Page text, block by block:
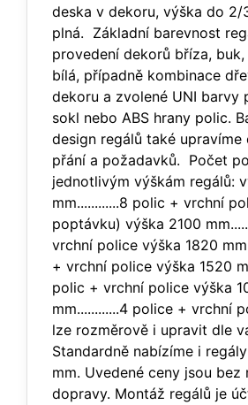
deska v dekoru, výška do 2/
plná. Základní barevnost
provedení dekorů bříza,
bílá, případně kombinace
dekoru a zvolené UNI barvy
sokl nebo ABS hrany polic.
design regálů také upravíme
přání a požadavků. Počet
jednotlivým výškám regálů:
mm............8 polic + vrchní
poptávku) výška 2100
vrchní police výška 1820
+ vrchní police výška 1520
polic + vrchní police výška
mm............4 police + vrchní
lze rozměrově i upravit dle
Standardně nabízíme i
mm. Uvedené ceny jsou bez
dopravy. Montáž regálů je